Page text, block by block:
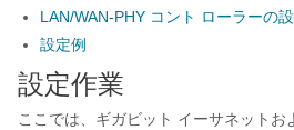
LAN/WAN-PHY コント ローラーの
設定例
設定作業
ここでは、ギガビット イーサネットお